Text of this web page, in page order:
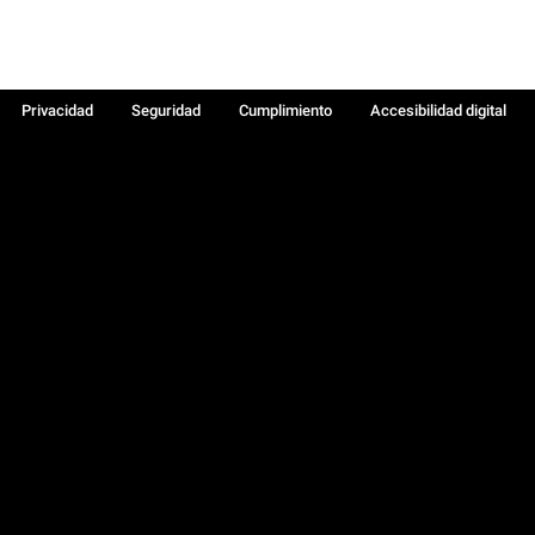
Privacidad Seguridad Cumplimiento
Accesibilidad digital